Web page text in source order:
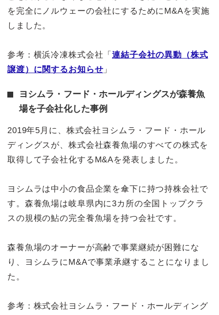
を完全にノルウェーの会社にするためにM&Aを実施
しました。
参考：横浜冷凍株式会社「連結子会社の異動（株式
譲渡）に関するお知らせ 」
ヨシムラ・フード・ホールディングスが森養魚
場を子会社化した事例
2019年5月に、株式会社ヨシムラ・フード・ホール
ディングスが、株式会社森養魚場のすべての株式を
取得して子会社化するM&Aを発表しました。
ヨシムラは中小の食品企業を傘下に持つ持株会社で
す。森養魚場は岐阜県内に3カ所の全国トップクラ
スの規模の鮎の完全養魚場を持つ会社です。
森養魚場のオーナーが高齢で事業継続が困難にな
り、ヨシムラにM&Aで事業承継することになりまし
た。
参考：株式会社ヨシムラ・フード・ホールディング